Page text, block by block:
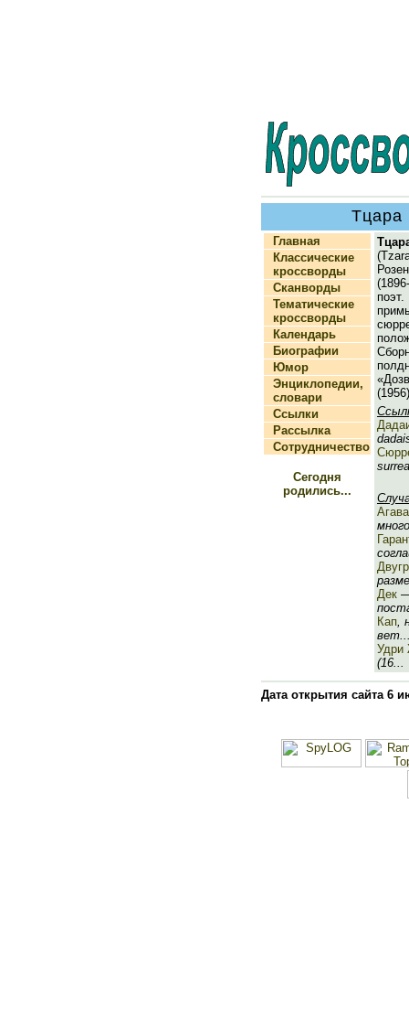
Тцара
Главная
Классические
кроссворды
Сканворды
Тематические
кроссворды
Календарь
Биографии
Юмор
Энциклопедии,
словари
Ссылки
Рассылка
Сотрудничество
Сегодня
родились...
Агава
Дек
Кап,
Удри
(16...
Дата открытия сайта 6